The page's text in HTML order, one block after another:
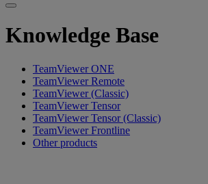
Knowledge Base
TeamViewer ONE
TeamViewer Remote
TeamViewer (Classic)
TeamViewer Tensor
TeamViewer Tensor (Classic)
TeamViewer Frontline
Other products